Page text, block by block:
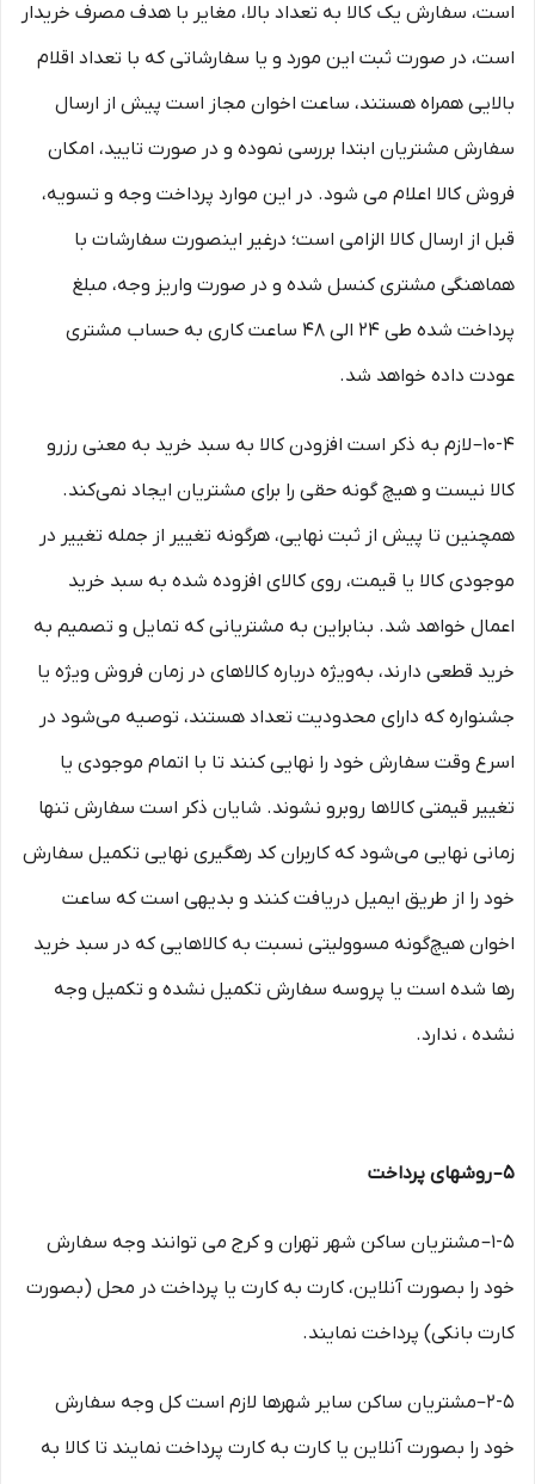
است، سفارش یک کالا به تعداد بالا، مغایر با هدف مصرف خریدار
است، در صورت ثبت این مورد و یا سفارشاتی که با تعداد اقلام
بالایی همراه هستند، ساعت اخوان مجاز است پیش از ارسال
سفارش مشتریان ابتدا بررسی نموده و در صورت تایید، امکان
فروش کالا اعلام می شود. در این موارد پرداخت وجه و تسویه،
قبل از ارسال کالا الزامی است؛ درغیر اینصورت سفارشات با
هماهنگی مشتری کنسل شده و در صورت واریز وجه، مبلغ
پرداخت شده طی ۲۴ الی ۴۸ ساعت کاری به حساب مشتری
عودت داده خواهد شد.
10-۴– لازم به ذکر است افزودن کالا به سبد خرید به معنی رزرو
کالا نیست و هیچ گونه حقی را برای مشتریان ایجاد نمی‌کند.
همچنین تا پیش از ثبت نهایی، هرگونه تغییر از جمله تغییر در
موجودی کالا یا قیمت، روی کالای افزوده شده به سبد خرید
اعمال خواهد شد. بنابراین به مشتریانی که تمایل و تصمیم به
خرید قطعی دارند، به‌ویژه درباره کالاهای در زمان فروش ویژه یا
جشنواره که دارای محدودیت تعداد هستند، توصیه می‌شود در
اسرع وقت سفارش خود را نهایی کنند تا با اتمام موجودی یا
تغییر قیمتی کالاها روبرو نشوند. شایان ذکر است سفارش تنها
زمانی نهایی می‌شود که کاربران کد رهگیری نهایی تکمیل سفارش
خود را از طریق ایمیل دریافت کنند و بدیهی است که ساعت
اخوان هیچ‌گونه مسوولیتی نسبت به کالاهایی که در سبد خرید
رها شده است یا پروسه سفارش تکمیل نشده و تکمیل وجه
نشده ، ندارد.
۵– روشهای پرداخت
۱-۵– مشتریان ساکن شهر تهران و کرج می توانند وجه سفارش
خود را بصورت آنلاین، کارت به کارت یا پرداخت در محل (بصورت
کارت بانکی) پرداخت نمایند.
۲-۵–مشتریان ساکن سایر شهرها لازم است کل وجه سفارش
خود را بصورت آنلاین یا کارت به کارت پرداخت نمایند تا کالا به